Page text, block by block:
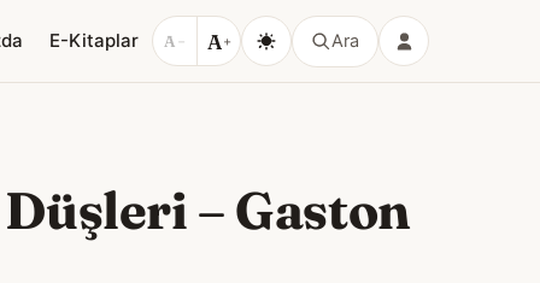
E-Kitaplar A − A+ Ara
–Gaston